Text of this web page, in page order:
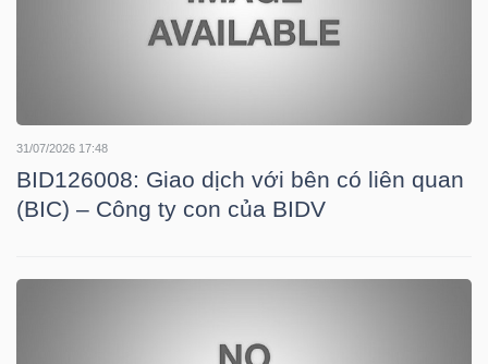
31/07/2026 17:48
BID126008: Giao dịch với bên có liên quan
(BIC) – Công ty con của BIDV
DÙNG